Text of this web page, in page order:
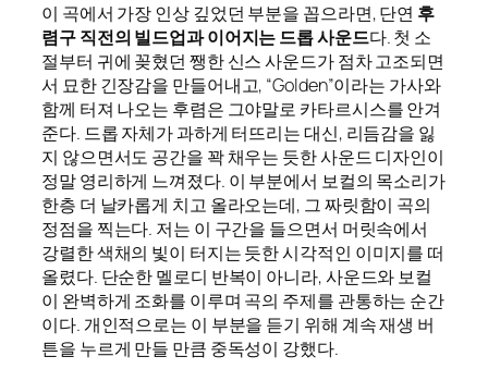
이 곡에서 가장 인상 깊었던 부분을 꼽으라면, 단연 후
렴구 직전의 빌드업과 이어지는 드롭 사운드다. 첫 소
절부터 귀에 꽂혔던 쨍한 신스 사운드가 점차 고조되면
서 묘한 긴장감을 만들어내고, “Golden”이라는 가사와
함께 터져 나오는 후렴은 그야말로 카타르시스를 안겨
준다. 드롭 자체가 과하게 터뜨리는 대신, 리듬감을 잃
지 않으면서도 공간을 꽉 채우는 듯한 사운드 디자인이
정말 영리하게 느껴졌다. 이 부분에서 보컬의 목소리가
한층 더 날카롭게 치고 올라오는데, 그 짜릿함이 곡의
정점을 찍는다. 저는 이 구간을 들으면서 머릿속에서
강렬한 색채의 빛이 터지는 듯한 시각적인 이미지를 떠
올렸다. 단순한 멜로디 반복이 아니라, 사운드와 보컬
이 완벽하게 조화를 이루며 곡의 주제를 관통하는 순간
이다. 개인적으로는 이 부분을 듣기 위해 계속 재생 버
튼을 누르게 만들 만큼 중독성이 강했다.